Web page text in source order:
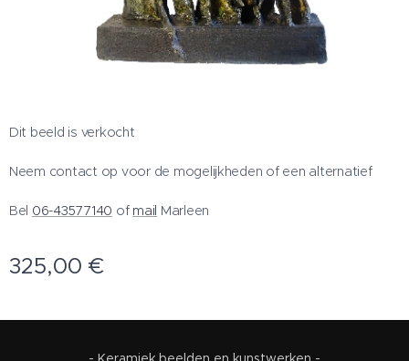
Dit beeld is verkocht
Neem contact op voor de mogelijkheden of een alternatief
Bel 06-43577140 of mail Marleen
325,00 €